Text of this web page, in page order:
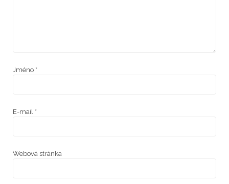
Jméno *
E-mail *
Webová stránka